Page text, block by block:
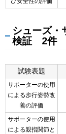
シューズ・
検証 2件
試験表題
サポーターの使用
による歩行姿勢改
善の評価
サポーターの使用
による親指関節と